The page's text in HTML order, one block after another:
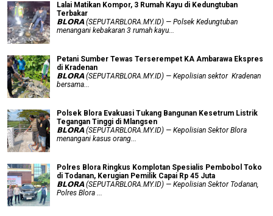
Lalai Matikan Kompor, 3 Rumah Kayu di Kedungtuban
Terbakar
𝗕𝗟𝗢𝗥𝗔 (SEPUTARBLORA.MY.ID) — Polsek Kedungtuban
menangani kebakaran 3 rumah kayu...
Petani Sumber Tewas Terserempet KA Ambarawa Ekspres
di Kradenan
𝗕𝗟𝗢𝗥𝗔 (SEPUTARBLORA.MY.ID) — Kepolisian sektor Kradenan
bersama...
Polsek Blora Evakuasi Tukang Bangunan Kesetrum Listrik
Tegangan Tinggi di Mlangsen
𝗕𝗟𝗢𝗥𝗔 (SEPUTARBLORA.MY.ID) — Kepolisian Sektor Blora
menangani kasus orang...
Polres Blora Ringkus Komplotan Spesialis Pembobol Toko
di Todanan, Kerugian Pemilik Capai Rp 45 Juta
𝗕𝗟𝗢𝗥𝗔 (SEPUTARBLORA.MY.ID) — Kepolisian Sektor Todanan,
Polres Blora ...